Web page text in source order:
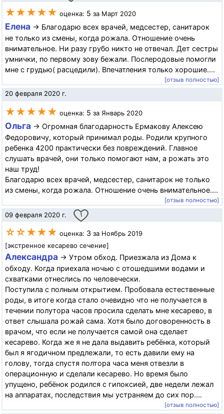
★★★★★ оценка: 5 за Март 2020
Елена → Благодарю всех врачей, медсестер, санитарок
не только из смены, когда рожала. Отношение очень
внимательное. Ни разу грубо никто не отвечал. Дет сестры
умнички, по первому зову бежали. Послеродовые помогли
мне с грудью( расцедили). Впечатления только хорошие....
[отзыв полностью]
20 февраля 2020 г.
★★★★★ оценка: 5 за Январь 2020
Ольга → Огромная благодарность Ермакову Алексею
Федоровичу, который принимал роды. Родили крупного
ребенка 4200 практически без повреждений. Главное
слушать врачей, они только помогают нам, а рожать это
наш труд!
Благодарю всех врачей, медсестер, санитарок не только
из смены, когда рожала. Отношение очень внимательное....
[отзыв полностью]
09 февраля 2020 г. 1
☆☆★★★ оценка: 3 за Ноябрь 2019
[экстренное кесарево сечение]
Александра → Утром обход. Приезжала из Дома к
обходу. Когда приехала ночью с отошедшими водами и
схватками отнеслись по человечески.
Поступила с полным открытием. Пробовала естественные
роды, в итоге когда стало очевидно что не получается в
течении полутора часов просила сделать мне кесарево, в
ответ слышала рожай сама. Хотя было договоренность в
врачом, что если не получается самой она сделает
кесарево. Когда же я не дала выдавить ребёнка, который
был я ягодичном предлежали, то есть давили ему на
голову, тогда спустя полтора часа меня отвезли в
операционную и сделали кесарево. Но время было
упущено, ребёнок родился с гипоксией, две недели лежал
на аппаратах, последствия мы устраняем до сих пор....
[отзыв полностью]